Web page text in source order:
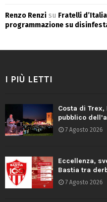
Renzo Renzi su Fratelli
programmazione su
I PIÙ LETTI
Costa di
pubblico
7 Agosto 2026
Eccellenza,
Bastia tra
7 Agosto 2026